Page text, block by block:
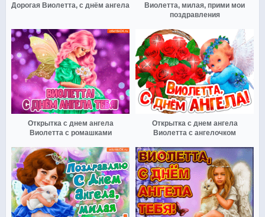
Дорогая Виолетта, с днём ангела
Виолетта, милая, прими мои
поздравления
Открытка с днем ангела
Виолетта с ромашками
Открытка с днем ангела
Виолетта с ангелочком